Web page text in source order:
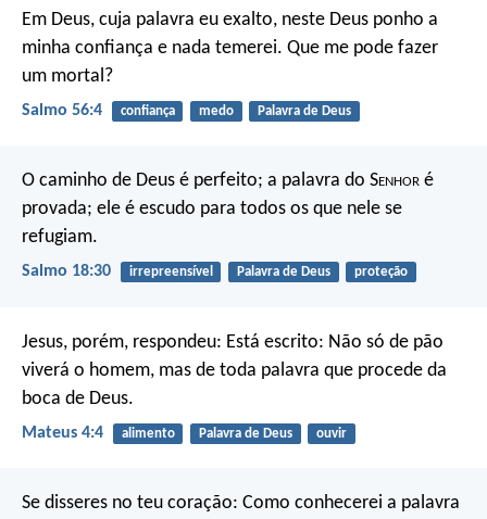
Em Deus, cuja palavra eu exalto, neste Deus ponho a
minha confiança e nada temerei. Que me pode fazer
um mortal?
Salmo 56:4 confiança medo Palavra de Deus
O caminho de Deus é perfeito; a palavra do Senhor é
provada; ele é escudo para todos os que nele se
refugiam.
Salmo 18:30 irrepreensível Palavra de Deus proteção
Jesus, porém, respondeu: Está escrito: Não só de pão
viverá o homem, mas de toda palavra que procede da
boca de Deus.
Mateus 4:4 alimento Palavra de Deus ouvir
Se disseres no teu coração: Como conhecerei a palavra